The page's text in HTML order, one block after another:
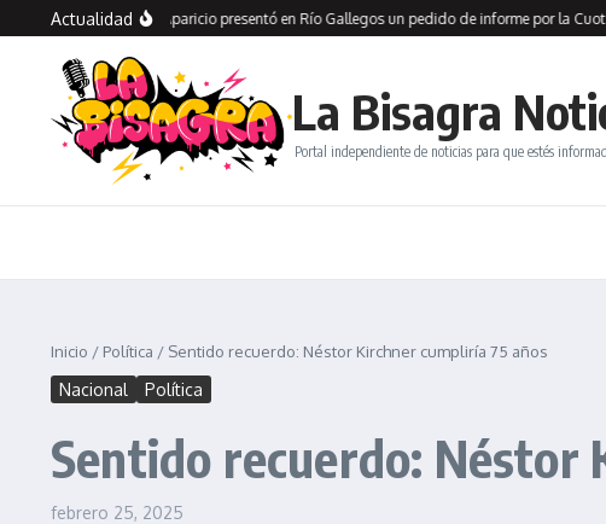
Saltar al contenido
Actualidad
de los aliados Aparicio presentó en Río Gallegos un pedido de informe por la Cuota
La Bisagra
Portal independiente de noticias para que estés
Inicio / Política / Sentido recuerdo: Néstor Kirchner cumpliría 75 años
Nacional Política
Sentido recuerdo: Néstor
febrero 25, 2025